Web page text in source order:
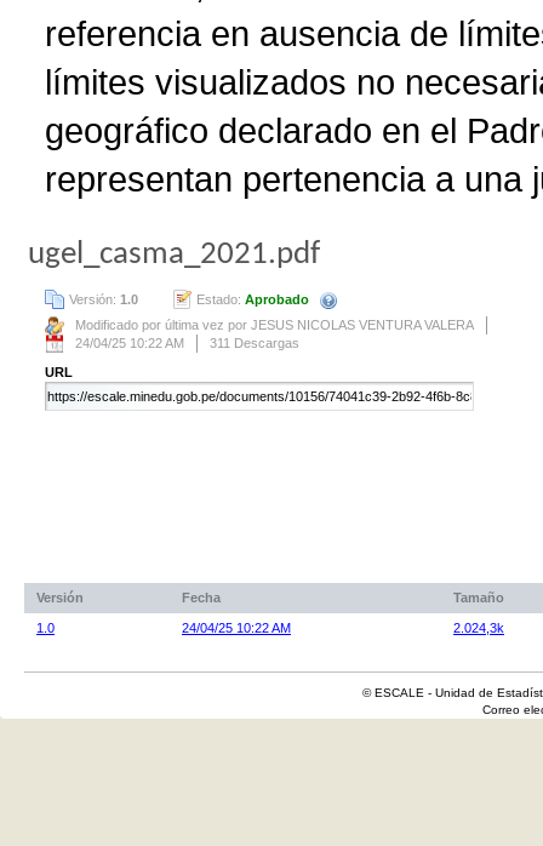
referencia en ausencia de
límites visualizados no
geográfico declarado en el
representan pertenencia a una
ugel_casma_2021.pdf
Versión: 1.0 Estado: Aprobado
Modificado por última vez por JESUS NICOLAS VENTURA VALERA
24/04/25 10:22 AM
311 Descargas
URL
Versión Fecha Tamaño
1.0 24/04/25 10:22 AM 2.024,3k
© ESCALE - Unidad de
Correo